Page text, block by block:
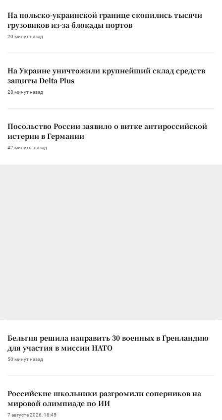
На польско-украинской границе скопились тысячи
грузовиков из-за блокады портов
20 минут назад
На Украине уничтожили крупнейший склад средств
защиты Delta Plus
28 минут назад
Посольство России заявило о витке антироссийской
истерии в Германии
42 минуты назад
Бельгия решила направить 30 военных в Гренландию
для участия в миссии НАТО
50 минут назад
Российские школьники разгромили соперников на
мировой олимпиаде по ИИ
7 августа 2026, 18:45